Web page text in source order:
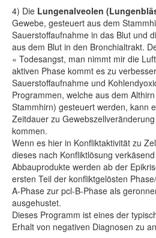
4) Die Lungenalveolen
Gewebe, gesteuert aus dem
Sauerstoffaufnahme in das Blut und
aus dem Blut in den Bronchialtrakt.
« Todesangst, man nimmt mir die
aktiven Phase kommt es zu
Sauerstoffaufnahme und
Programmen, welche aus dem
Stammhirn) gesteuert werden, kann
Zeitdauer zu
kommen.
Wenn es hier in Konfliktaktivität zu
dieses nach Konfliktlösung
Abbauprodukte werden ab der
ersten Teil der konfliktgelösten
A-Phase zur pcl-B-Phase als
ausgehustet.
Dieses Programm ist eines der
Erhalt von negativen Diagnosen zu